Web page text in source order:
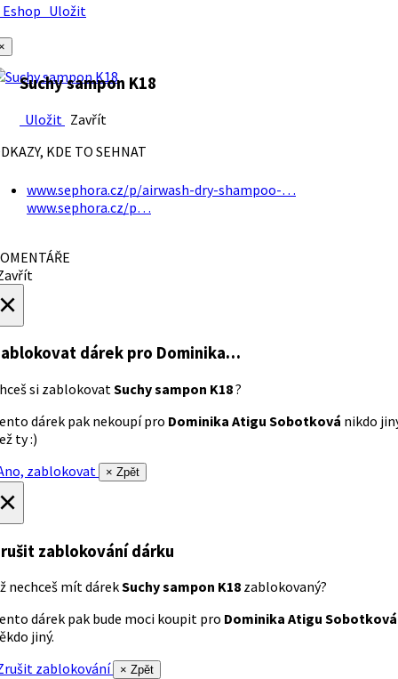
Uložit
Suchy sampon K18
Uložit Zavřít
KDE TO SEHNAT
www.sephora.cz/p/airwash-dry-shampoo-…
www.sephora.cz/p…
dárek pro Dominika…
si zablokovatSuchy sampon K18?
dárek pak nekoupí pro Dominika Atigu Sobotková nikdo
ty :)
zablokovat
× Zpět
zablokování dárku
nechceš mít dárekSuchy sampon K18 zablokovaný?
dárek pak bude moci koupit pro Dominika Atigu Sobotková
jiný.
zablokování
× Zpět